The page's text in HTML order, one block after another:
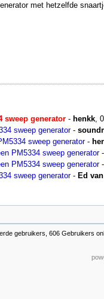
met hetzelfde
sweep generator - henkk,
sweep generator-
sweep generator-
PM5334 sweep generator
PM5334 sweep generator
sweep generator- Ed
gebruikers, 606 Gebruikers